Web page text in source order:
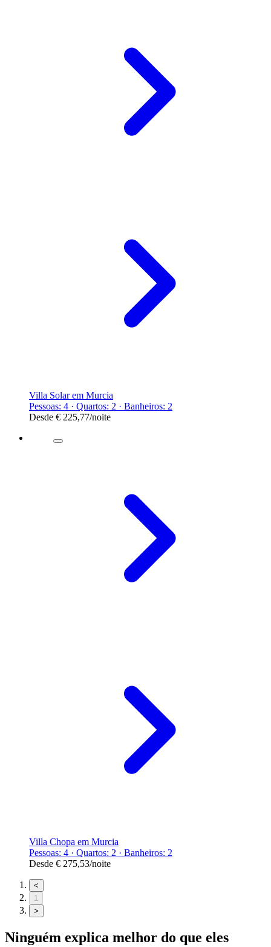
Villa Solar em Murcia
Pessoas: 4 · Quartos: 2 · Banheiros: 2
Desde € 225,77/noite
Villa Chopa em Murcia
Pessoas: 4 · Quartos: 2 · Banheiros: 2
Desde € 275,53/noite
<
1
>
Ninguém explica melhor do que eles